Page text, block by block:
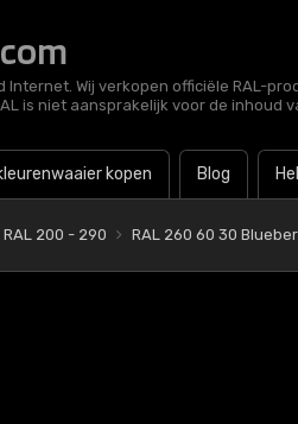
Internet. Wij verkopen officiële RAL-
is niet aansprakelijk voor de inhoud
kopen Blog
RAL 200 - 290 RAL 260 60 30